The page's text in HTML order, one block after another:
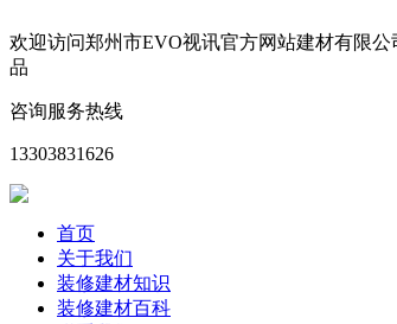
欢迎访问郑州市EVO视讯官方网站建材有限
品
咨询服务热线
13303831626
首页
关于我们
装修建材知识
装修建材百科